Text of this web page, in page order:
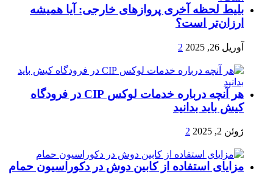
بلیط لحظه آخری پروازهای خارجی: آیا همیشه
ارزان‌تر است؟
آوریل 26, 2025 2
هر آنچه درباره خدمات لوکس CIP در فرودگاه‌
کیش باید بدانید
ژوئن 2, 2025 2
مزایای استفاده از کابین دوش در دکوراسیون حمام